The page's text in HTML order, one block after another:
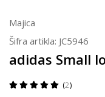
Majica
Šifra artikla: JC5946
adidas Small
2